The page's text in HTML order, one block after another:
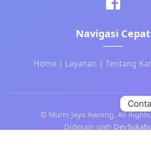
Navigasi Cepat
Home | Layanan | Tentang
© Murni Jaya Awning. All
Didesain oleh